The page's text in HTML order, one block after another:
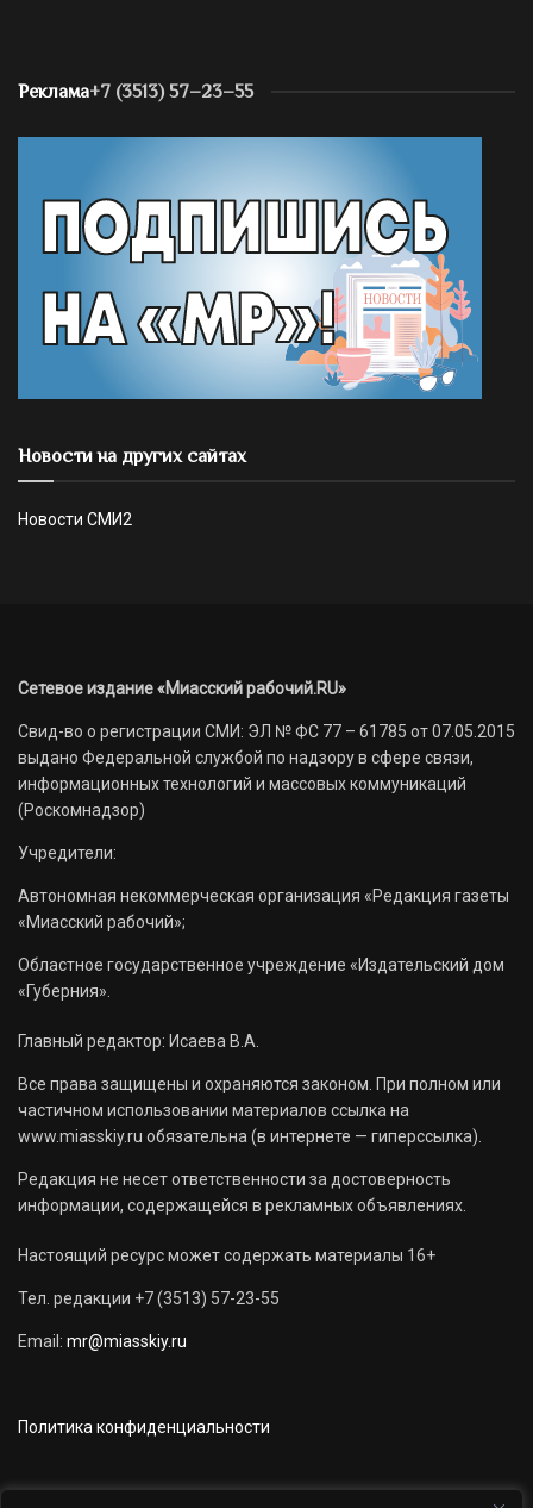
Реклама+7 (3513) 57–23–55
Новости на других сайтах
Новости СМИ2
Сетевое издание «Миасский рабочий.RU»
Свид-во о регистрации СМИ: ЭЛ № ФС 77 – 61785 от 07.05.2015
выдано Федеральной службой по надзору в сфере связи,
информационных технологий и массовых коммуникаций
(Роскомнадзор)
Учредители:
Автономная некоммерческая организация «Редакция газеты
«Миасский рабочий»;
Областное государственное учреждение «Издательский дом
«Губерния».
Главный редактор: Исаева В.А.
Все права защищены и охраняются законом. При полном или
частичном использовании материалов ссылка на
www.miasskiy.ru обязательна (в интернете — гиперссылка).
Редакция не несет ответственности за достоверность
информации, содержащейся в рекламных объявлениях.
Настоящий ресурс может содержать материалы 16+
Тел. редакции +7 (3513) 57-23-55
Email: mr@miasskiy.ru
Политика конфиденциальности